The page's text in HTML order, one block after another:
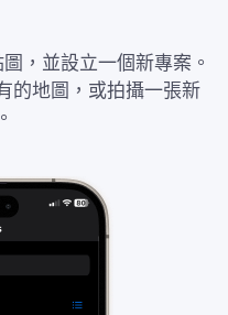
，並設立一個新專案。
的地圖，或拍攝一張新